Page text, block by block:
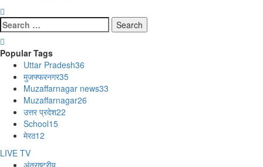
Search
for:
Popular Tags
Uttar Pradesh36
मुजफ्फरनगर35
Muzaffarnagar news33
Muzaffarnagar26
उत्तर प्रदेश22
School15
मेरठ12
LIVE TV
अंतराष्ट्रीय